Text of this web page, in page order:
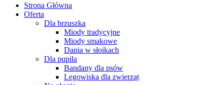
Strona Główna
Oferta
Dla brzuszka
Miody tradycyjne
Miody smakowe
Dania w słoikach
Dla pupila
Bandany dla psów
Legowiska dla zwierząt